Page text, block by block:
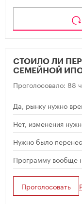
СТОИЛО ЛИ
СЕМЕЙНОЙ
Проголосовало: 88
Да, рынку нужно
Нет, изменения
Нужно было
Программу вообще
Проголосовать